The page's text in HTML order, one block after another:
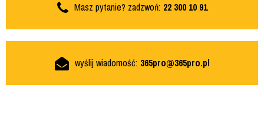
Masz pytanie? zadzwoń: 22 300 10 91
wyślij wiadomość: 365pro@365pro.pl